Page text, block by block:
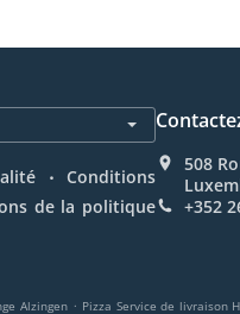
. Conditions
de la politique
508
+352
Alzingen . Pizza Service de livraison